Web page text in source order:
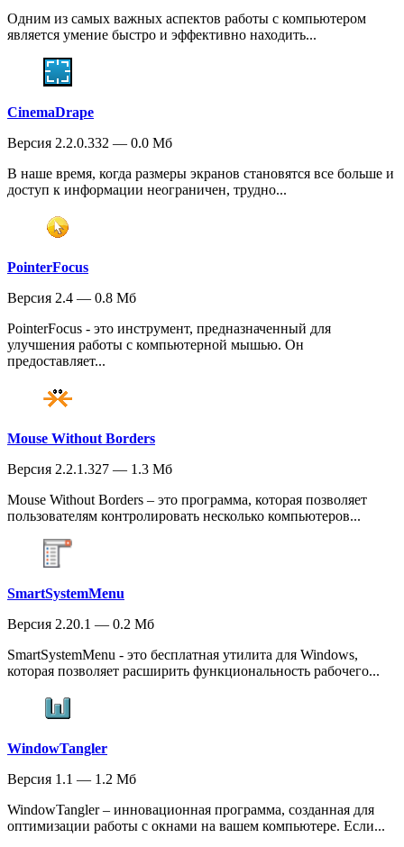
Одним из самых важных аспектов работы с компьютером
является умение быстро и эффективно находить...
CinemaDrape
Версия 2.2.0.332 — 0.0 Мб
В наше время, когда размеры экранов становятся все больше и
доступ к информации неограничен, трудно...
PointerFocus
Версия 2.4 — 0.8 Мб
PointerFocus - это инструмент, предназначенный для
улучшения работы с компьютерной мышью. Он
предоставляет...
Mouse Without Borders
Версия 2.2.1.327 — 1.3 Мб
Mouse Without Borders – это программа, которая позволяет
пользователям контролировать несколько компьютеров...
SmartSystemMenu
Версия 2.20.1 — 0.2 Мб
SmartSystemMenu - это бесплатная утилита для Windows,
которая позволяет расширить функциональность рабочего...
WindowTangler
Версия 1.1 — 1.2 Мб
WindowTangler – инновационная программа, созданная для
оптимизации работы с окнами на вашем компьютере. Если...